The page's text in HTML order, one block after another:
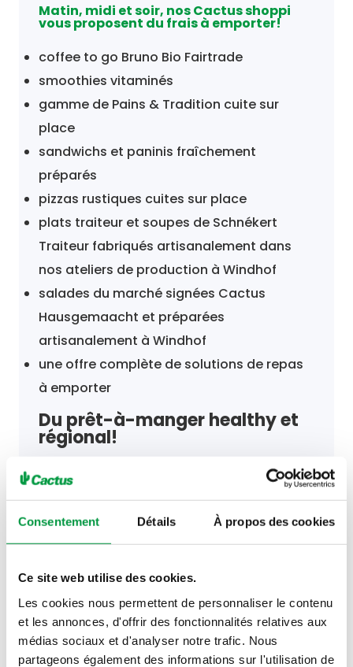
Consentement Détails À propos des cookies
Ce site web utilise des cookies.
Les cookies nous permettent de personnaliser le contenu
et les annonces, d'offrir des fonctionnalités relatives aux
médias sociaux et d'analyser notre trafic. Nous
partageons également des informations sur l'utilisation de
Matin, midi et soir, nos Cactus shoppi
vous proposent du frais à emporter!
coffee to go Bruno Bio Fairtrade
smoothies vitaminés
gamme de Pains & Tradition cuite sur
place
sandwichs et paninis fraîchement
préparés
pizzas rustiques cuites sur place
plats traiteur et soupes de Schnékert
Traiteur fabriqués artisanalement dans
nos ateliers de production à Windhof
salades du marché signées Cactus
Hausgemaacht et préparées
artisanalement à Windhof
une offre complète de solutions de repas
à emporter
Du prêt-à-manger healthy et
régional!
Lundi 10 août 06h00 - 21h00